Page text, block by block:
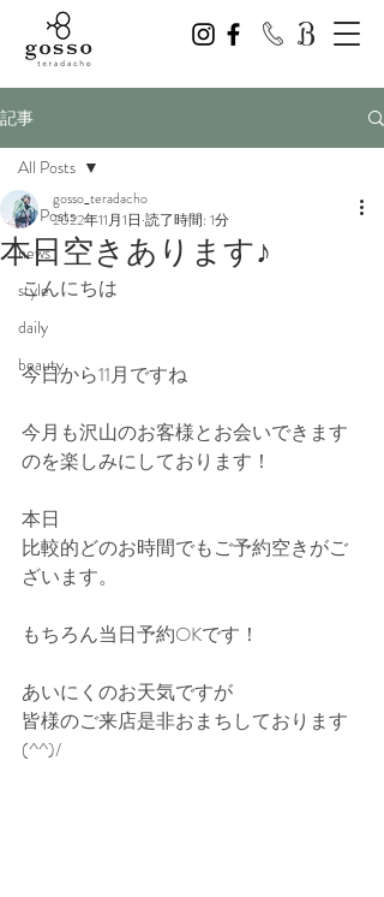
記事
All Posts
news
style
daily
beauty
All Posts
本日空きあります♪
gosso_teradacho
2022年11月1日 読了時間: 1分
こんにちは
今日から11月ですね
今月も沢山のお客様とお会いできます
のを楽しみにしております！
本日
比較的どのお時間でもご予約空きがご
ざいます。
もちろん当日予約OKです！
あいにくのお天気ですが
皆様のご来店是非おまちしております
(^^)/